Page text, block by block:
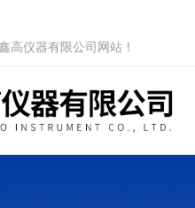
高仪器有限公司网站！